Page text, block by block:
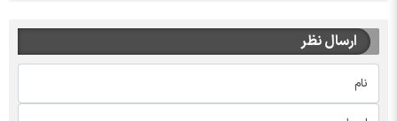
ارسال نظر